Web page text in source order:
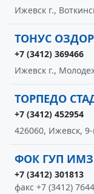
Ижевск г.,
ТОНУС
+7 (3412) 369466
Ижевск г.,
ТОРПЕДО
+7 (3412) 452954
426060, Ижевск,
ФОК ГУП ИМЗ
+7 (3412) 301813
факс +7 (3412)